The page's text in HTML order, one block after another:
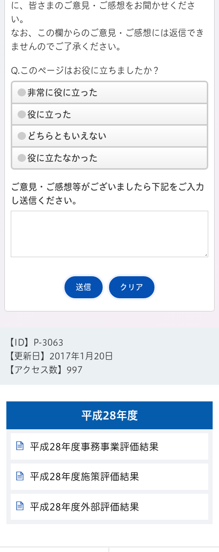
に、皆さまのご意見・ご感想をお聞かせくださ
い。
なお、この欄からのご意見・ご感想には返信でき
ませんのでご了承ください。
Q.このページはお役に立ちましたか？
非常に役に立った
役に立った
どちらともいえない
役に立たなかった
ご意見・ご感想等がございましたら下記をご入力
し送信ください。
【ID】
P-3063
【更新日】 2017年1月20日
【アクセス数】 997
平成28年度
平成28年度事務事業評価結果
平成28年度施策評価結果
平成28年度外部評価結果